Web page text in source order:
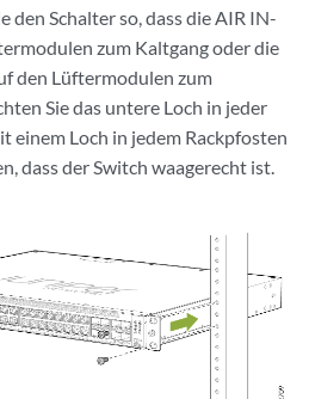
den Schalter so, dass die AIR IN-
zum Kaltgang oder die
den Lüftermodulen zum
Sie das untere Loch in jeder
einem Loch in jedem Rackpfosten
dass der Switch waagerecht ist.